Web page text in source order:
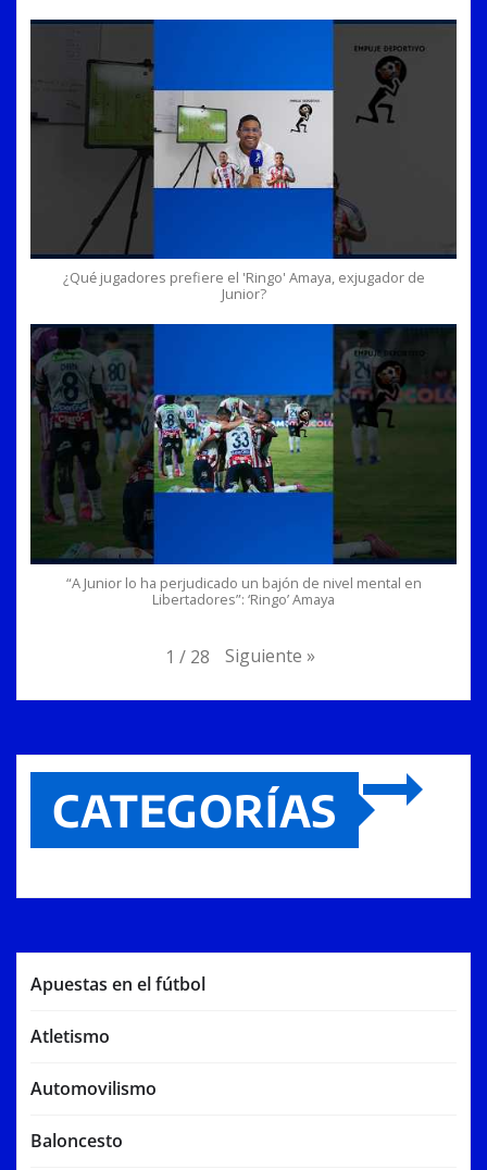
¿Qué jugadores prefiere el 'Ringo' Amaya, exjugador de
Junior?
“A Junior lo ha perjudicado un bajón de nivel mental en
Libertadores”: ‘Ringo’ Amaya
1 / 28 Siguiente »
CATEGORÍAS
Apuestas en el fútbol
Atletismo
Automovilismo
Baloncesto